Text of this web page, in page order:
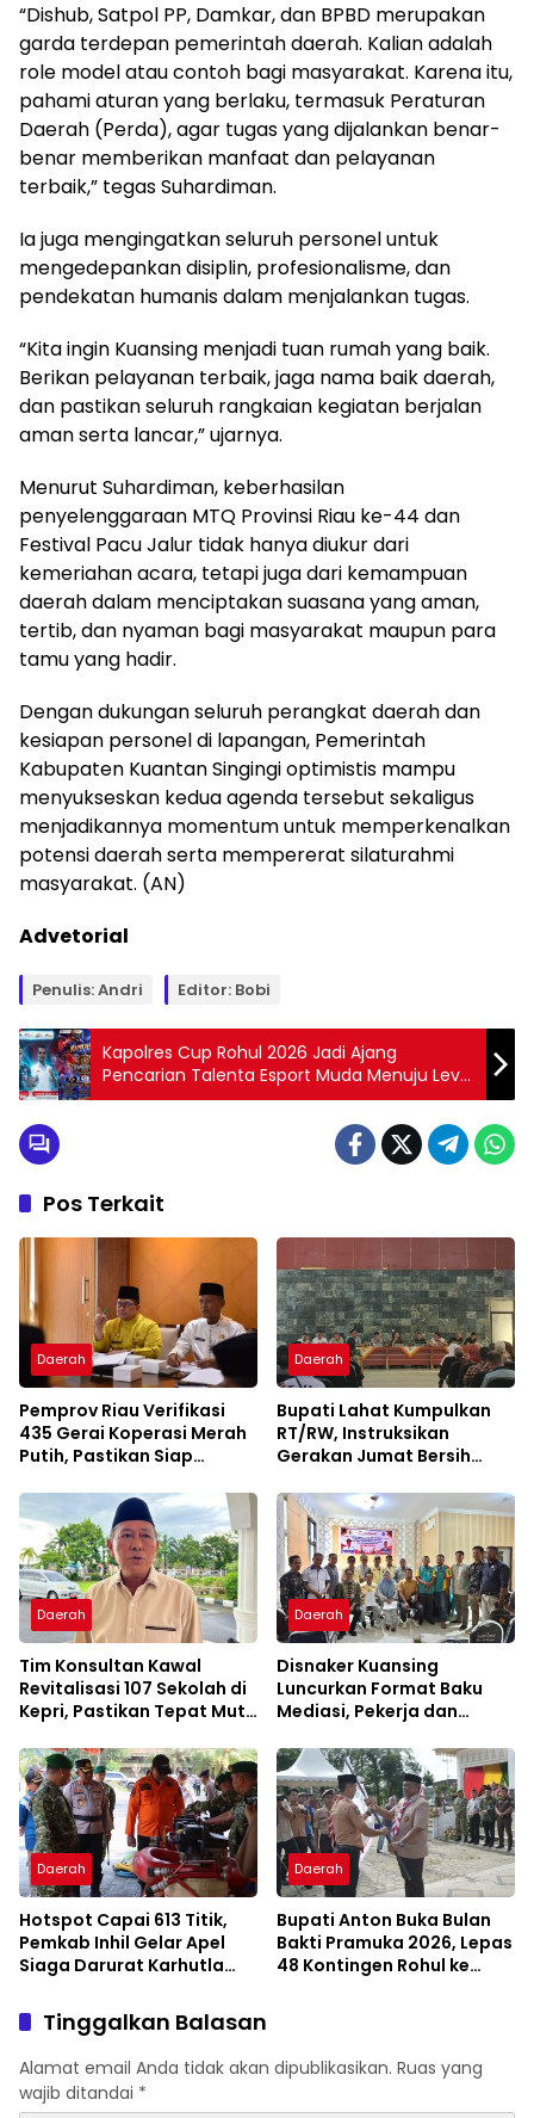
“Dishub, Satpol PP, Damkar, dan BPBD merupakan
garda terdepan pemerintah daerah. Kalian adalah
role model atau contoh bagi masyarakat. Karena itu,
pahami aturan yang berlaku, termasuk Peraturan
Daerah (Perda), agar tugas yang dijalankan benar-
benar memberikan manfaat dan pelayanan
terbaik,” tegas Suhardiman.
Ia juga mengingatkan seluruh personel untuk
mengedepankan disiplin, profesionalisme, dan
pendekatan humanis dalam menjalankan tugas.
“Kita ingin Kuansing menjadi tuan rumah yang baik.
Berikan pelayanan terbaik, jaga nama baik daerah,
dan pastikan seluruh rangkaian kegiatan berjalan
aman serta lancar,” ujarnya.
Menurut Suhardiman, keberhasilan
penyelenggaraan MTQ Provinsi Riau ke-44 dan
Festival Pacu Jalur tidak hanya diukur dari
kemeriahan acara, tetapi juga dari kemampuan
daerah dalam menciptakan suasana yang aman,
tertib, dan nyaman bagi masyarakat maupun para
tamu yang hadir.
Dengan dukungan seluruh perangkat daerah dan
kesiapan personel di lapangan, Pemerintah
Kabupaten Kuantan Singingi optimistis mampu
menyukseskan kedua agenda tersebut sekaligus
menjadikannya momentum untuk memperkenalkan
potensi daerah serta mempererat silaturahmi
masyarakat. (AN)
Advetorial
Penulis: Andri Editor: Bobi
Kapolres Cup Rohul 2026 Jadi Ajang
Pencarian Talenta Esport Muda Menuju Level
Nasional
Pos Terkait
Daerah
Pemprov Riau Verifikasi
435 Gerai Koperasi Merah
Putih, Pastikan Siap
Daerah
Bupati Lahat Kumpulkan
RT/RW, Instruksikan
Gerakan Jumat Bersih
Daerah
Tim Konsultan Kawal
Revitalisasi 107 Sekolah di
Kepri, Pastikan Tepat Mutu
Daerah
Disnaker Kuansing
Luncurkan Format Baku
Mediasi, Pekerja dan
Kepastian Layanan
Daerah
Hotspot Capai 613 Titik,
Pemkab Inhil Gelar Apel
Siaga Darurat Karhutla
Daerah
Bupati Anton Buka Bulan
Bakti Pramuka 2026, Lepas
48 Kontingen Rohul ke
Tinggalkan Balasan
Alamat email Anda tidak akan dipublikasikan. Ruas yang
wajib ditandai *